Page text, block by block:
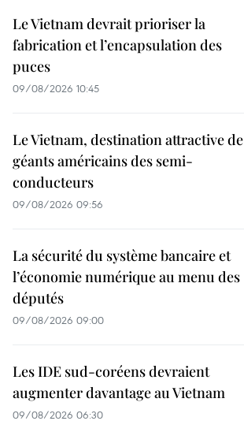
Le Vietnam devrait prioriser la
fabrication et l’encapsulation des
puces
09/08/2026 10:45
Le Vietnam, destination attractive de
géants américains des semi-
conducteurs
09/08/2026 09:56
La sécurité du système bancaire et
l’économie numérique au menu des
députés
09/08/2026 09:00
Les IDE sud-coréens devraient
augmenter davantage au Vietnam
09/08/2026 06:30